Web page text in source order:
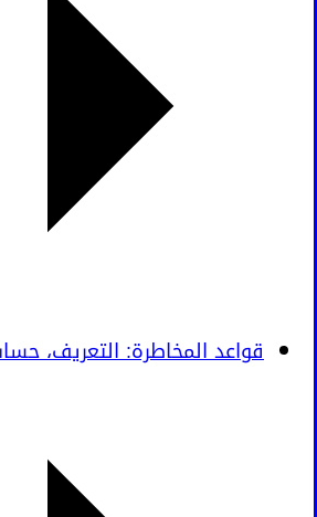
قواعد المخاطرة: التعريف،